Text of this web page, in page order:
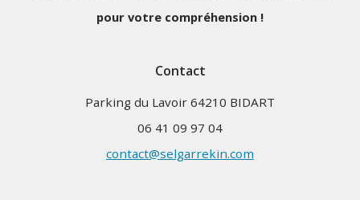
pour votre compréhension !
Contact
Parking du Lavoir 64210 BIDART
06 41 09 97 04
contact@selgarrekin.com